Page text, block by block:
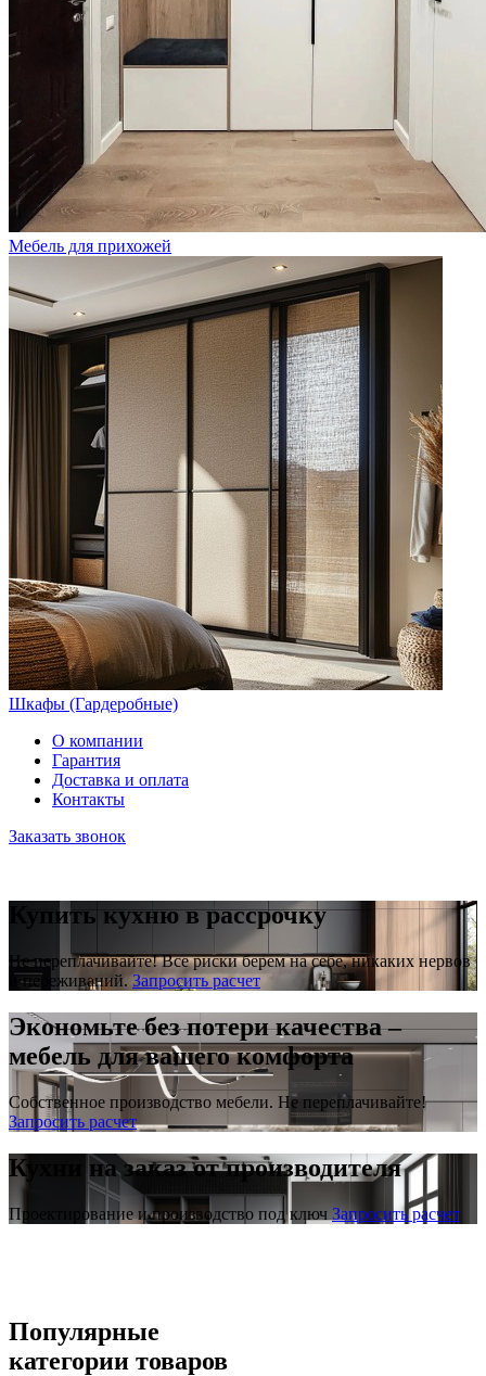
Мебель для прихожей
Шкафы (Гардеробные)
О компании
Гарантия
Доставка и оплата
Контакты
Заказать звонок
Купить кухню в рассрочку
Не переплачивайте! Все риски берем на себе, никаких нервов
и переживаний. Запросить расчет
Экономьте без потери качества –
мебель для вашего комфорта
Собственное производство мебели. Не переплачивайте!
Запросить расчет
Кухни на заказ от производителя
Проектирование и производство под ключ Запросить расчет
Популярные
категории товаров